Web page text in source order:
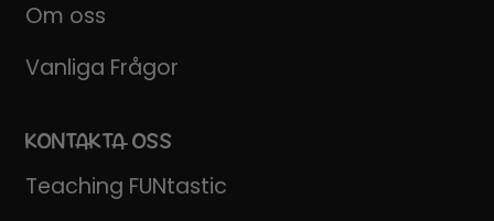
Om oss
Vanliga Frågor
KONTAKTA OSS
Teaching FUNtastic